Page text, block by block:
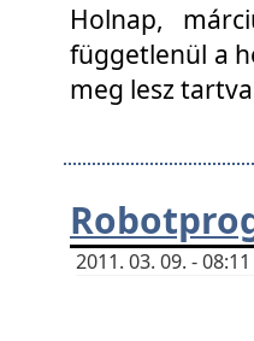
Holnap,
függetlenül a
meg lesz
2011. 03. 09. -